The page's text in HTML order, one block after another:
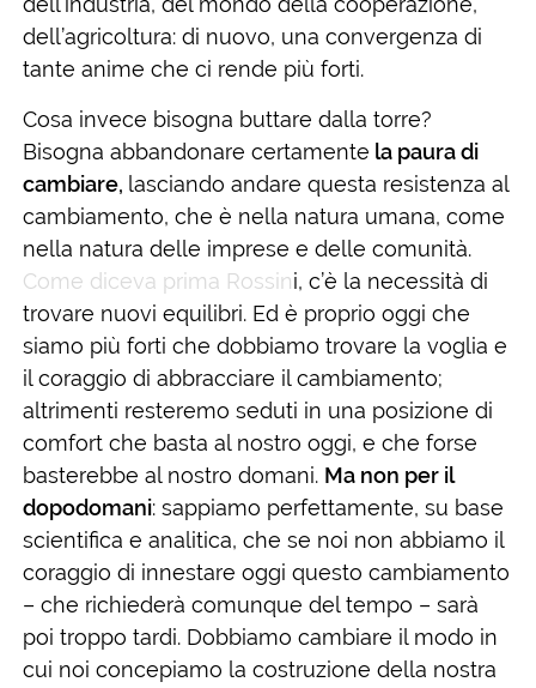
dell’agricoltura: di nuovo, una convergenza di
tante anime che ci rende più forti.
Cosa invece bisogna buttare dalla torre?
Bisogna abbandonare certamente la paura di
cambiare, lasciando andare questa resistenza al
cambiamento, che è nella natura umana, come
nella natura delle imprese e delle comunità.
Come diceva prima Rossini, c’è la necessità di
trovare nuovi equilibri. Ed è proprio oggi che
siamo più forti che dobbiamo trovare la voglia e
il coraggio di abbracciare il cambiamento;
altrimenti resteremo seduti in una posizione di
comfort che basta al nostro oggi, e che forse
basterebbe al nostro domani. Ma non per il
dopodomani: sappiamo perfettamente, su base
scientifica e analitica, che se noi non abbiamo il
coraggio di innestare oggi questo cambiamento
– che richiederà comunque del tempo – sarà
poi troppo tardi. Dobbiamo cambiare il modo in
cui noi concepiamo la costruzione della nostra